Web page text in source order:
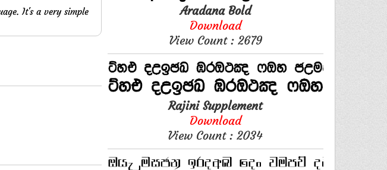
It's a very simple
Aradana Bold
Download
View Count : 2679
Rajini Supplement
Download
View Count : 2034